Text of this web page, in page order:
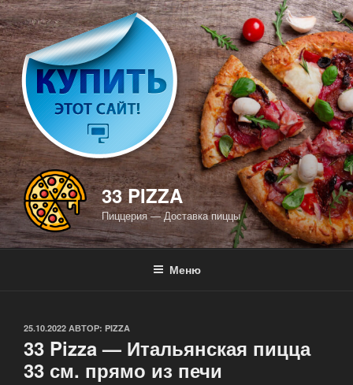
Перейти
к
содержимому
33 PIZZA
Пиццерия — Доставка пиццы
Меню
ОПУБЛИКОВАНО
25.10.2022 АВТОР: PIZZA
33 Pizza — Итальянская пицца
33 см. прямо из печи